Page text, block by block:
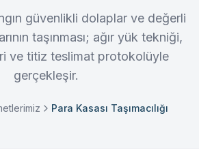
güvenlikli dolaplar ve değerli
taşınması; ağır yük tekniği,
ve titiz teslimat protokolüyle
gerçekleşir.
Para Kasası Taşımacılığı